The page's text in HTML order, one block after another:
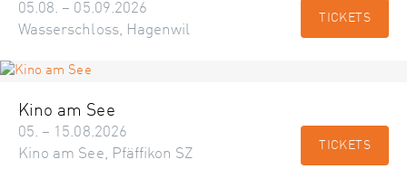
05.08. – 05.09.2026
Wasserschloss, Hagenwil
TICKETS
Kino am See
05. – 15.08.2026
Kino am See, Pfäffikon SZ
TICKETS